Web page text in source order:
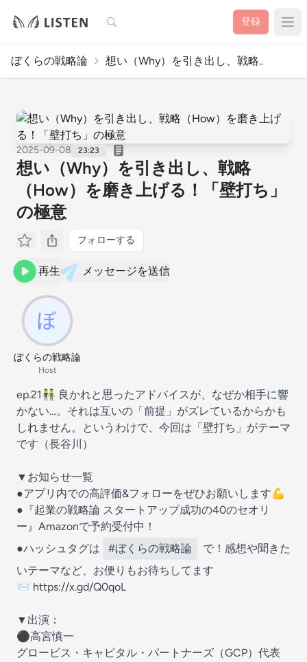
検索 登録
ぼくらの戦略論 想い（Why）を引き出し、戦略..
2025-09-08 23:23
想い（Why）を引き出し、戦略
（How）を磨き上げる！「壁打ち」
の極意
フォローする
再生 メッセージを送信
ぼくらの戦略論
Host
ep.21👬 良かれと思ったアドバイスが、なぜか相手に響
かない…。それは互いの「前提」がズレているからかも
しれません。というわけで、今回は「壁打ち」がテーマ
です（長谷川）
▼お知らせ一覧
●アプリ内での高評価&フォローをぜひお願いします💪
●『起業の戦略論 スタートアップ成功の40のセオリ
ー』Amazonで予約受付中！
●ハッシュタグは
#ぼくらの戦略論
で！感想や聞きた
いテーマなど、お便りもお待ちしてます
📨 https://x.gd/Q0qoL
▼出演：
⚫︎高宮慎一
グロービス・キャピタル・パートナーズ（GCP）代表